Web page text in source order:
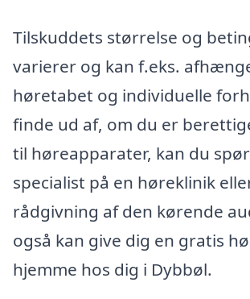
Tilskuddets størrelse og
varierer og kan f.eks.
høretabet og individuelle
finde ud af, om du er
til høreapparater, kan du
specialist på en høreklinik
rådgivning af den kørende
også kan give dig en gratis
hjemme hos dig i Dybbøl.